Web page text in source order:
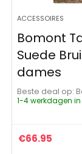
ACCESSOIRES
Bomont
Suede
dames
Beste deal op:
1-4 werkdagen
€66.95